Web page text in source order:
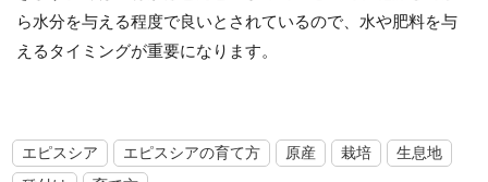
ら水分を与える程度で良いとされているので、水や肥料を与
えるタイミングが重要になります。
エピスシア エピスシアの育て方 原産 栽培
生息地